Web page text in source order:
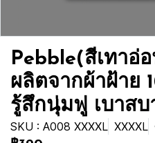
Pebble(สีเทาอ่
ผลิตจากผ้าฝ้าย
รู้สึกนุ่มฟู เบาสบ
SKU : A008 XXXXL XXXXL